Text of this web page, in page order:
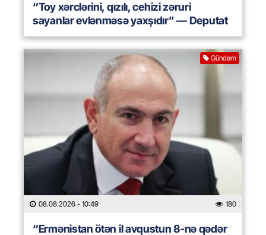
“Toy xərclərini, qızılı, cehizi zəruri
sayanlar evlənməsə yaxşıdır” — Deputat
Gündəm
08.08.2026 - 10:49 180
“Ermənistan ötən il avqustun 8-nə qədər